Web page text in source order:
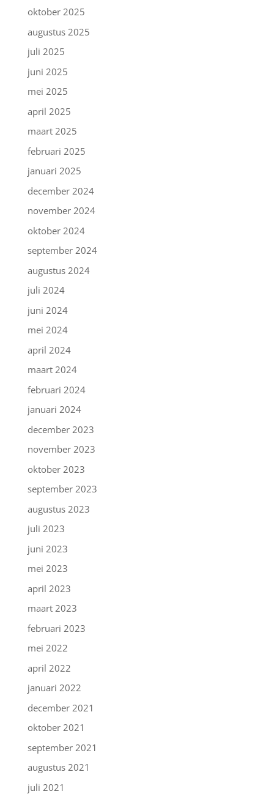
oktober 2025
augustus 2025
juli 2025
juni 2025
mei 2025
april 2025
maart 2025
februari 2025
januari 2025
december 2024
november 2024
oktober 2024
september 2024
augustus 2024
juli 2024
juni 2024
mei 2024
april 2024
maart 2024
februari 2024
januari 2024
december 2023
november 2023
oktober 2023
september 2023
augustus 2023
juli 2023
juni 2023
mei 2023
april 2023
maart 2023
februari 2023
mei 2022
april 2022
januari 2022
december 2021
oktober 2021
september 2021
augustus 2021
juli 2021